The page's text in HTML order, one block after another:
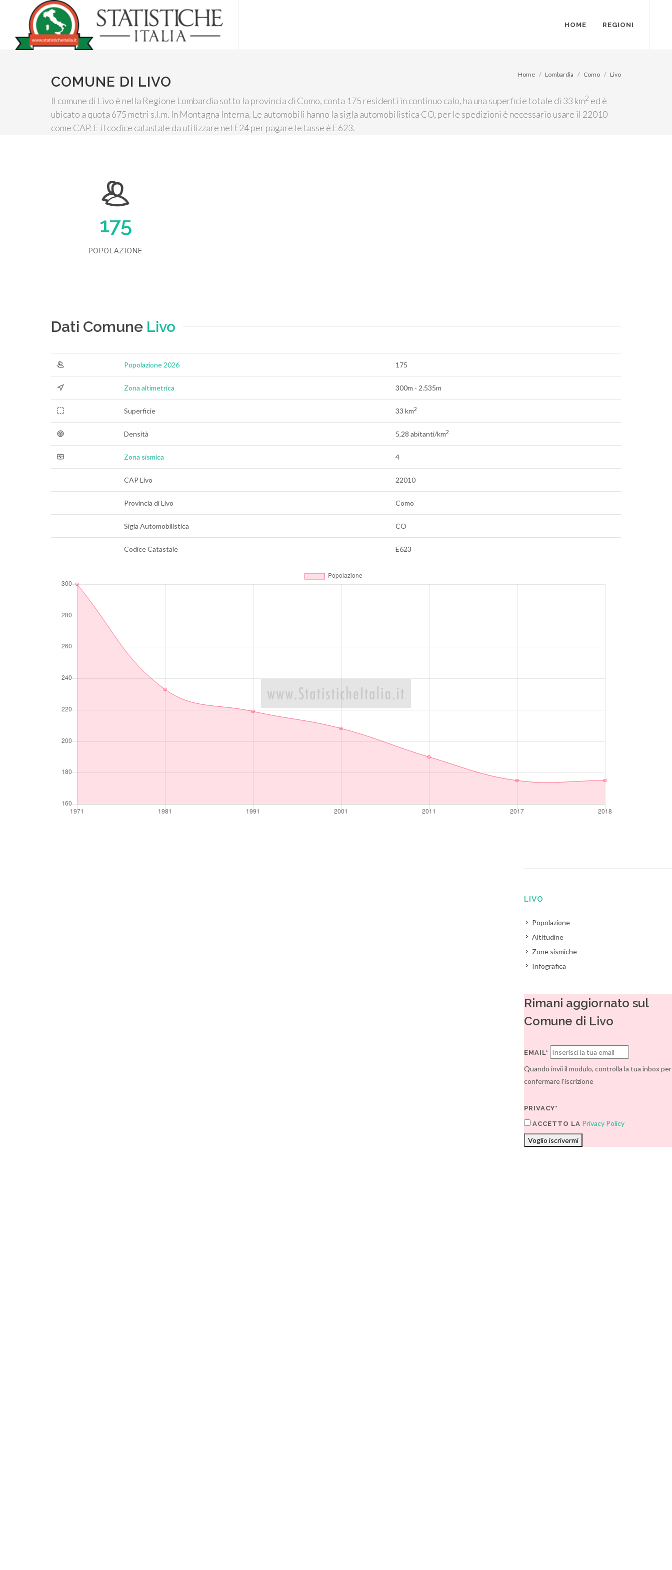
HOME REGIONI
COMUNE DI LIVO
Il comune di Livo è nella Regione Lombardia sotto la provincia di Como, conta 175 residenti in continuo calo, ha una superficie totale di 33 km2 ed è
ubicato a quota 675 metri s.l.m. In Montagna Interna. Le automobili hanno la sigla automobilistica CO, per le spedizioni è necessario usare il 22010
come CAP. E il codice catastale da utilizzare nel F24 per pagare le tasse è E623.
Home Lombardia Como Livo
175
POPOLAZIONE
Dati Comune Livo
Popolazione 2026 175
Zona altimetrica 300m - 2.535m
Superficie 33 km2
Densità 5,28 abitanti/km2
Zona sismica 4
CAP Livo 22010
Provincia di Livo Como
Sigla Automobilistica CO
Codice Catastale E623
LIVO
Popolazione
Altitudine
Zone sismiche
Infografica
Rimani aggiornato sul
Comune di Livo
EMAIL*
Quando invii il modulo, controlla la tua inbox per
confermare l'iscrizione
PRIVACY*
ACCETTO LA Privacy Policy
Voglio iscrivermi